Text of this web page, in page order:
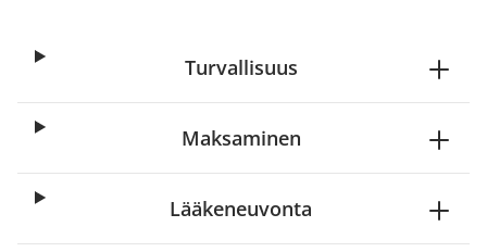
Turvallisuus
Maksaminen
Lääkeneuvonta